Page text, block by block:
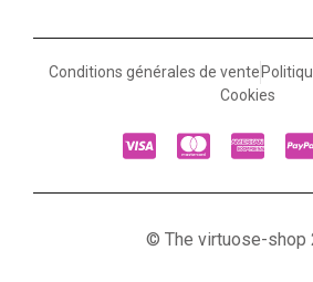
Conditions générales de vente
Cookies
© The virtuose-shop